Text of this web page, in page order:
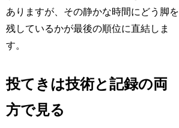
ありますが、その静かな時間にどう脚を
残しているかが最後の順位に直結しま
す。
投てきは技術と記録の両
方で見る